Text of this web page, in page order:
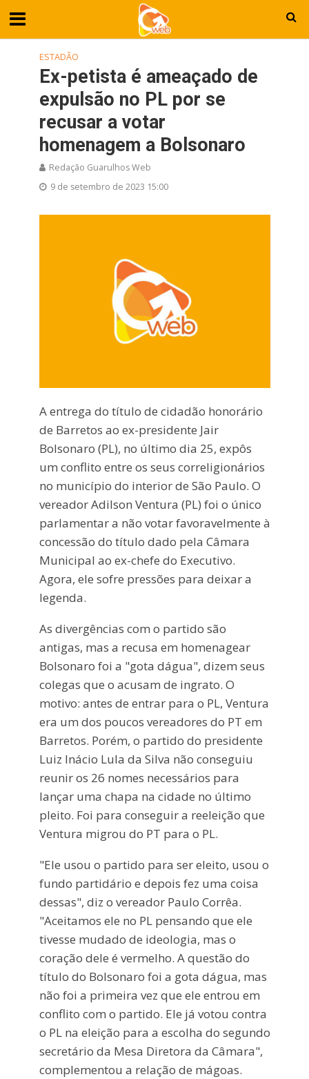
ESTADÃO
Ex-petista é ameaçado de
expulsão no PL por se
recusar a votar
homenagem a Bolsonaro
Redação Guarulhos Web
9 de setembro de 2023 15:00
A entrega do título de cidadão honorário
de Barretos ao ex-presidente Jair
Bolsonaro (PL), no último dia 25, expôs
um conflito entre os seus correligionários
no município do interior de São Paulo. O
vereador Adilson Ventura (PL) foi o único
parlamentar a não votar favoravelmente à
concessão do título dado pela Câmara
Municipal ao ex-chefe do Executivo.
Agora, ele sofre pressões para deixar a
legenda.
As divergências com o partido são
antigas, mas a recusa em homenagear
Bolsonaro foi a "gota dágua", dizem seus
colegas que o acusam de ingrato. O
motivo: antes de entrar para o PL, Ventura
era um dos poucos vereadores do PT em
Barretos. Porém, o partido do presidente
Luiz Inácio Lula da Silva não conseguiu
reunir os 26 nomes necessários para
lançar uma chapa na cidade no último
pleito. Foi para conseguir a reeleição que
Ventura migrou do PT para o PL.
"Ele usou o partido para ser eleito, usou o
fundo partidário e depois fez uma coisa
dessas", diz o vereador Paulo Corrêa.
"Aceitamos ele no PL pensando que ele
tivesse mudado de ideologia, mas o
coração dele é vermelho. A questão do
título do Bolsonaro foi a gota dágua, mas
não foi a primeira vez que ele entrou em
conflito com o partido. Ele já votou contra
o PL na eleição para a escolha do segundo
secretário da Mesa Diretora da Câmara",
complementou a relação de mágoas.